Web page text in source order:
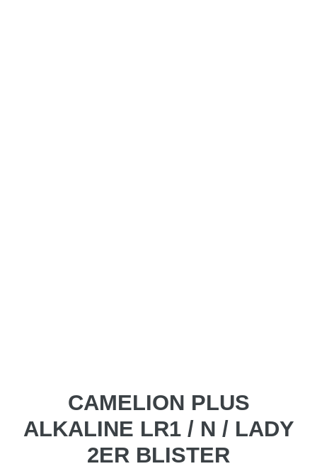
CAMELION PLUS
ALKALINE LR1 / N / LADY
2ER BLISTER